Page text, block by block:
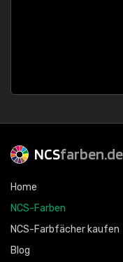
NCSfarben.de
Home
NCS-Farben
NCS-Farbfächer kaufen
Blog